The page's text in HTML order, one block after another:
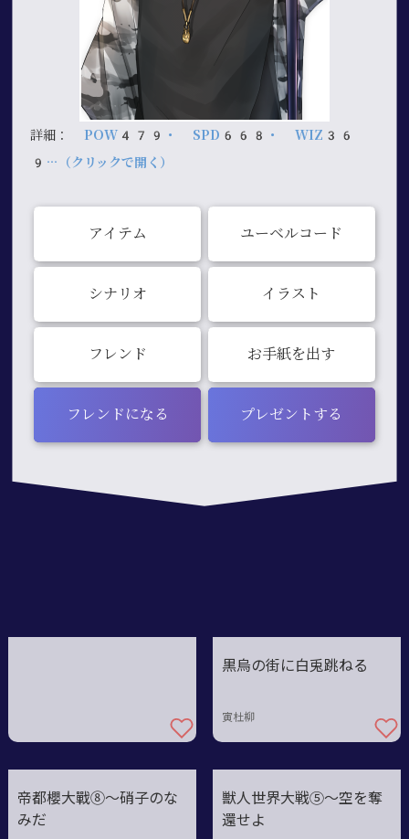
詳細： POW479・ SPD668・ WIZ36
9…（クリックで開く）
アイテム ユーベルコード
シナリオ イラスト
フレンド お手紙を出す
フレンドになる プレゼントする
黒烏の街に白兎跳ねる
寅杜柳
帝都櫻大戰⑧～硝子のな
みだ
獣人世界大戦⑤〜空を奪
還せよ